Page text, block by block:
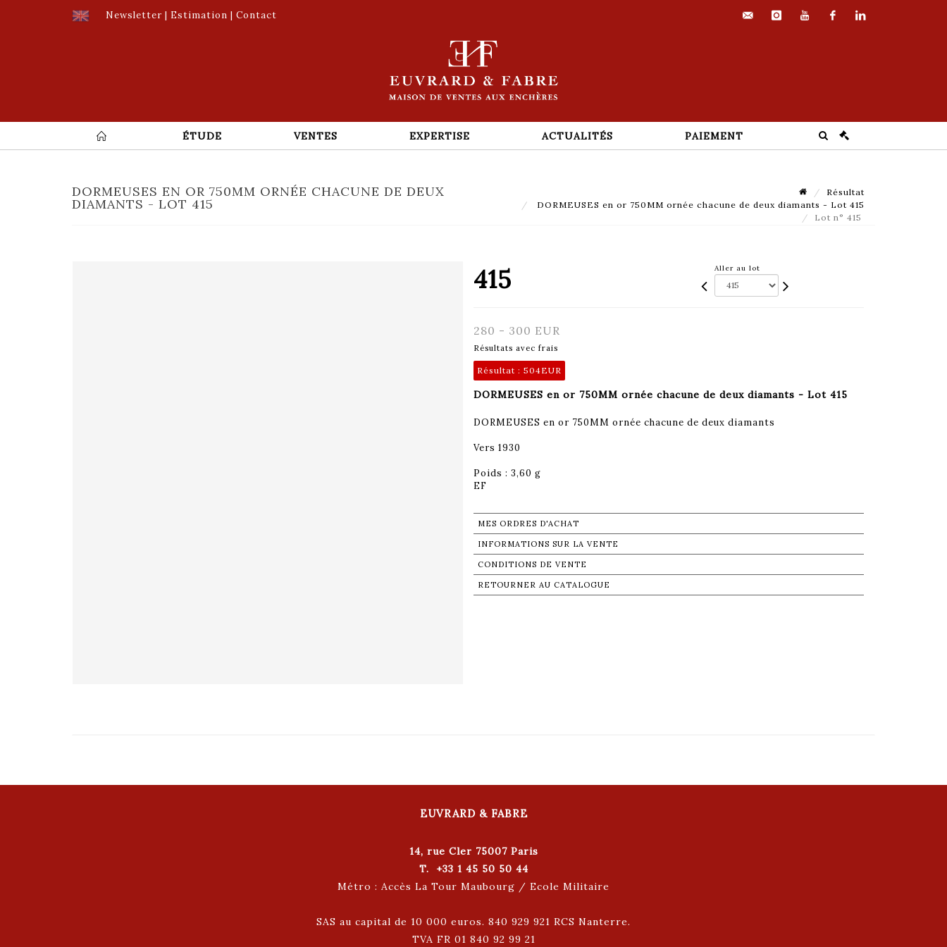
Newsletter | Estimation | Contact
ÉTUDE VENTES EXPERTISE ACTUALITÉS PAIEMENT
DORMEUSES EN OR 750MM ORNÉE CHACUNE DE DEUX
DIAMANTS - LOT 415
Résultat
DORMEUSES en or 750MM ornée chacune de deux diamants - Lot 415
Lot n° 415
415 Aller au lot
280 - 300 EUR
Résultats avec frais
Résultat : 504EUR
DORMEUSES en or 750MM ornée chacune de deux diamants - Lot 415
DORMEUSES en or 750MM ornée chacune de deux diamants
Vers 1930
Poids : 3,60 g
EF
MES ORDRES D'ACHAT
INFORMATIONS SUR LA VENTE
CONDITIONS DE VENTE
RETOURNER AU CATALOGUE
EUVRARD & FABRE
14, rue Cler 75007 Paris
T. +33 1 45 50 50 44
Métro : Accès La Tour Maubourg / Ecole Militaire
SAS au capital de 10 000 euros. 840 929 921 RCS Nanterre.
TVA FR 01 840 92 99 21